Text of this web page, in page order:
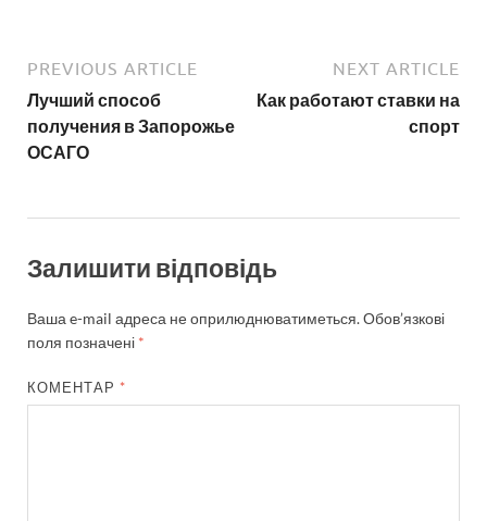
PREVIOUS ARTICLE
Лучший способ
получения в Запорожье
ОСАГО
NEXT ARTICLE
Как работают ставки на
спорт
Залишити відповідь
Ваша e-mail адреса не оприлюднюватиметься.Обов’язкові
поля позначені *
КОМЕНТАР *